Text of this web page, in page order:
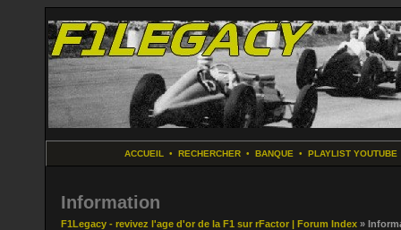
ACCUEIL • RECHERCHER• BANQUE • PLAYLIST YOUTUBE
Information
F1Legacy - revivez l'age d'or de la F1 sur rFactor | Forum Index »